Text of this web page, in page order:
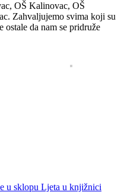
OŠ Kalinovac, OŠ
Zahvaljujemo svima koji su
da nam se pridruže